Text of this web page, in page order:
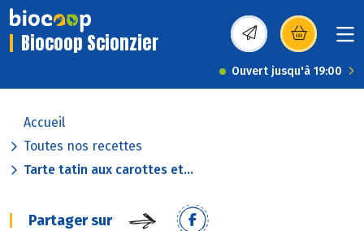
Biocoop Scionzier (s’ouvre dans une
Ouvert jusqu'à 19:00
Accueil
Toutes nos recettes
Tarte tatin aux carottes et...
Partager sur